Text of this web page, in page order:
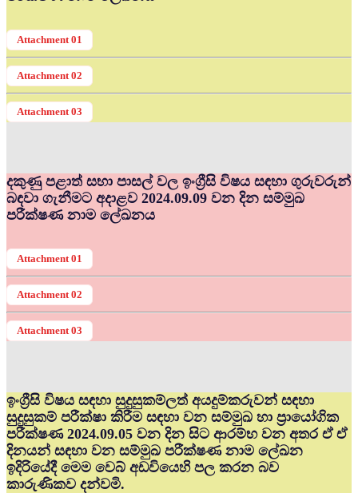
Attachment 01
Attachment 02
Attachment 03
දකුණු පළාත් සභා පාසල් වල ඉංග්‍රීසි විෂය සඳහා ගුරුවරුන්
බඳවා ගැනීමට අදාළව 2024.09.09 වන දින සම්මුඛ
පරීක්ෂණ නාම ලේඛනය
Attachment 01
Attachment 02
Attachment 03
ඉංග්‍රීසි විෂය සඳහා සුදුසුකම්ලත් අයදුම්කරුවන් සඳහා
සුදුසුකම් පරීක්ෂා කිරීම සඳහා වන සම්මුඛ හා ප්‍රායෝගික
පරීක්ෂණ 2024.09.05 වන දින සිට ආරම්භ වන අතර ඒ ඒ
දිනයන් සඳහා වන සම්මුඛ පරීක්ෂණ නාම ලේඛන
ඉදිරියේදී මෙම වෙබ් අඩවියෙහි පල කරන බව
කාරුණිකව දන්වමි.